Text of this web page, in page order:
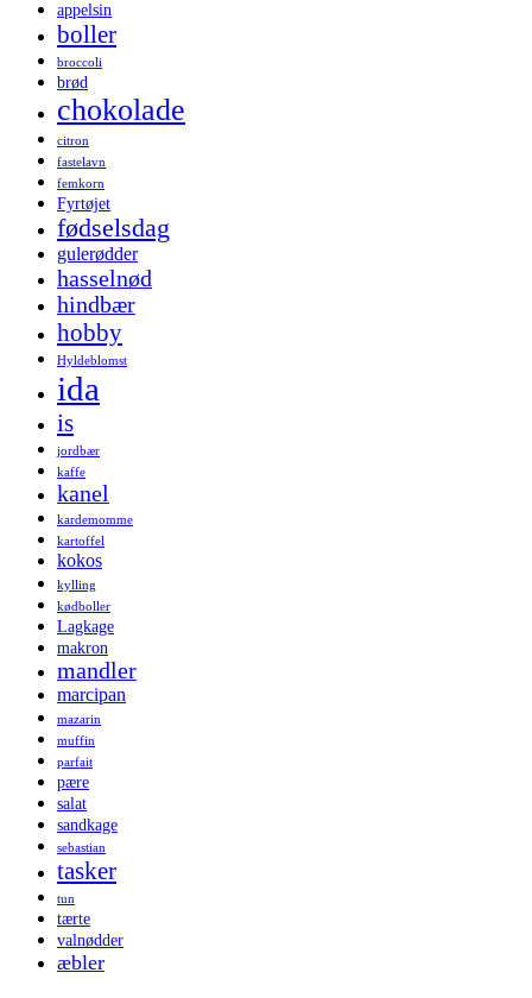
appelsin
boller
broccoli
brød
chokolade
citron
fastelavn
femkorn
Fyrtøjet
fødselsdag
gulerødder
hasselnød
hindbær
hobby
Hyldeblomst
ida
is
jordbær
kaffe
kanel
kardemomme
kartoffel
kokos
kylling
kødboller
Lagkage
makron
mandler
marcipan
mazarin
muffin
parfait
pære
salat
sandkage
sebastian
tasker
tun
tærte
valnødder
æbler